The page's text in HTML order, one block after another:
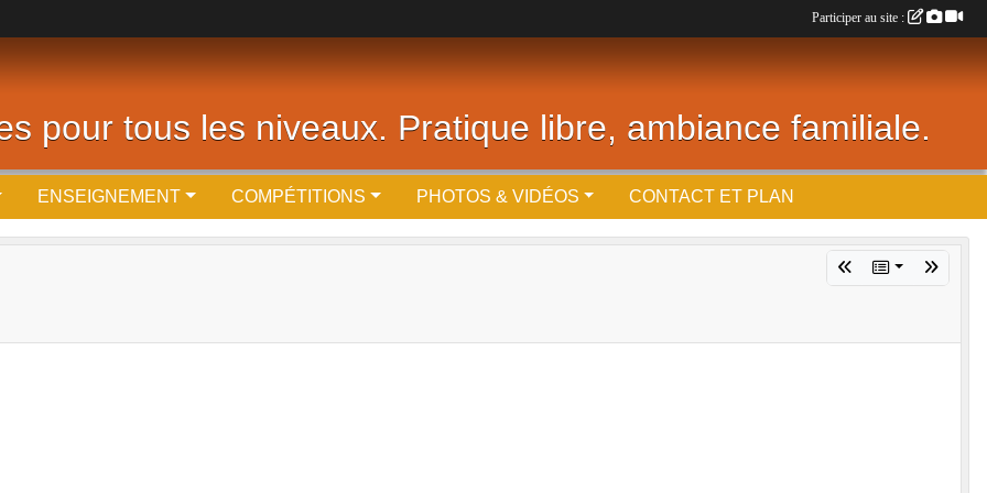
pour tous les niveaux. Pratique libre, ambiance familiale.
ENSEIGNEMENT COMPÉTITIONS PHOTOS & VIDÉOS CONTACT ET PLAN
Participer au site :